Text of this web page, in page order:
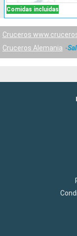
Comidas incluidas
Cruceros
Cruceros Alemania